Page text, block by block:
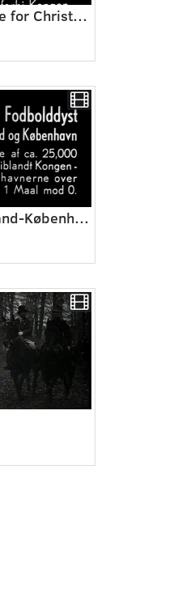
Militærparade for Christian X
Fodbold Jylland-København 1936